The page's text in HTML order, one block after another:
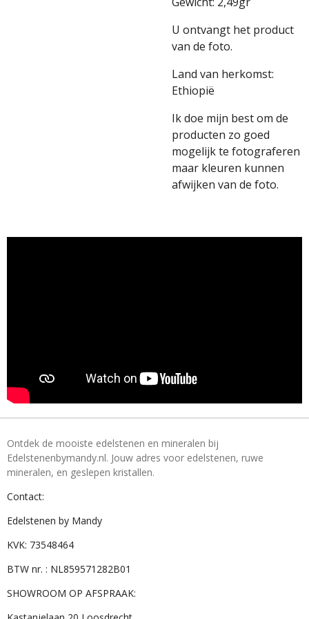
U ontvangt het product
van de foto.
Land van herkomst:
Ethiopië
Ik doe mijn best om de
producten zo goed
mogelijk te fotograferen
maar kleuren kunnen
afwijken van de foto.
Ontdek de mooiste edelstenen en mineralen bij
Edelstenenbymandy.nl. Jouw adres voor edelstenen, ruwe
mineralen, en geslepen kristallen.
Contact:
Edelstenen by Mandy
KVK: 73548464
BTW nr. : NL859571282B01
SHOWROOM OP AFSPRAAK: